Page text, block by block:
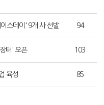
스데이' 9개 사 선발 94
터' 오픈 103
육성 85